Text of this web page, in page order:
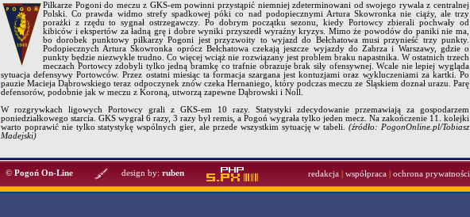
Piłkarze Pogoni do meczu z GKS-em powinni przystąpić niemniej zdeterminowani od swojego rywala z centralnej
Polski. Co prawda widmo strefy spadkowej póki co nad podopiecznymi Artura Skowronka nie ciąży, ale trzy
porażki z rzędu to sygnał ostrzegawczy. Po dobrym początku sezonu, kiedy Portowcy zbierali pochwały od
kibiców i ekspertów za ładną grę i dobre wyniki przyszedł wyraźny kryzys. Mimo że powodów do paniki nie ma,
bo dorobek punktowy piłkarzy Pogoni jest przyzwoity to wyjazd do Bełchatowa musi przynieść trzy punkty.
Podopiecznych Artura Skowronka oprócz Bełchatowa czekają jeszcze wyjazdy do Zabrza i Warszawy, gdzie o
punkty będzie niezwykle trudno. Co więcej wciąż nie rozwiązany jest problem braku napastnika. W ostatnich trzech
meczach Portowcy zdobyli tylko jedną bramkę co trafnie obrazuje brak siły ofensywnej. Wcale nie lepiej wygląda
sytuacja defensywy Portowców. Przez ostatni miesiąc ta formacja szargana jest kontuzjami oraz wykluczeniami za kartki. Po
pauzie Macieja Dąbrowskiego teraz odpoczynek znów czeka Hernaniego, który podczas meczu ze Śląskiem doznał urazu. Parę
defensorów, podobnie jak w meczu z Koroną, utworzą zapewne Dąbrowski i Noll.
W rozgrywkach ligowych Portowcy grali z GKS-em 10 razy. Statystyki zdecydowanie przemawiają za gospodarzem
poniedziałkowego starcia. GKS wygrał 6 razy, 3 razy był remis, a Pogoń wygrała tylko jeden mecz. Na zakończenie 11. kolejki
warto poprawić nie tylko statystykę wspólnych gier, ale przede wszystkim sytuację w tabeli.(źródło: PogonOnline.pl/Tobiasz
Madejski)
© Pogoń On-Line design by: ruben redakcja współpraca ochrona prywatności